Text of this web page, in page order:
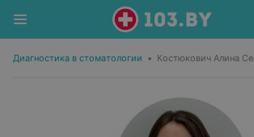
Диагностика в стоматологии • Костюкович Алина